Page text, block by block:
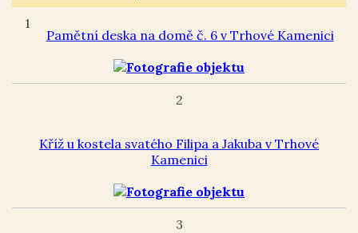
1
Pamětní deska na domě č. 6 v Trhové Kamenici
2
Kříž u kostela svatého Filipa a Jakuba v Trhové
Kamenici
3